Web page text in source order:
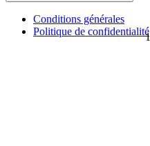
1
Conditions générales
Politique de confidentialité